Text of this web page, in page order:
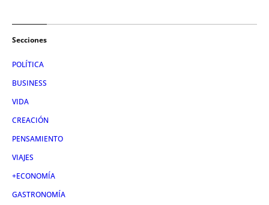
Secciones
POLÍTICA
BUSINESS
VIDA
CREACIÓN
PENSAMIENTO
VIAJES
+ECONOMÍA
GASTRONOMÍA